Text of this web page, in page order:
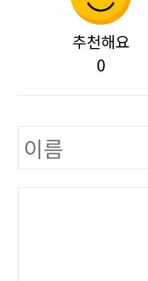
추천해요
0